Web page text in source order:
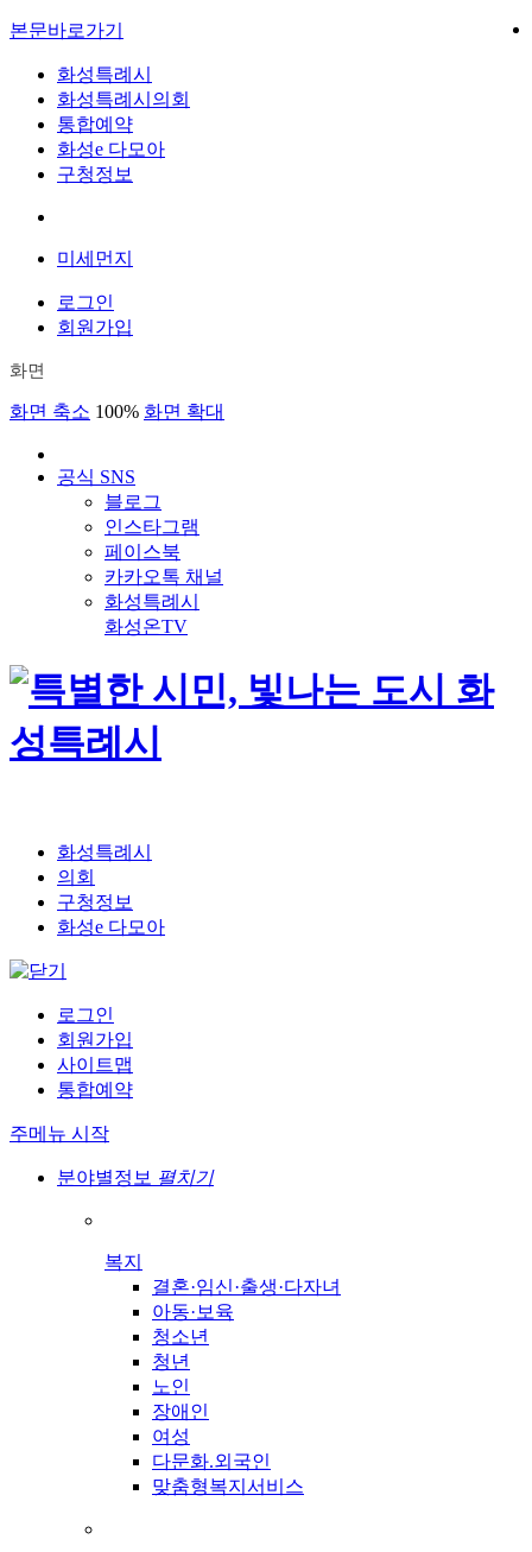
본문바로가기
화성특례시
화성특례시의회
통합예약
화성e 다모아
구청정보
미세먼지
로그인
회원가입
화면
화면 축소 100% 화면 확대
공식 SNS
블로그
인스타그램
페이스북
카카오톡 채널
화성특례시
화성온TV
화성특례시
의회
구청정보
화성e 다모아
로그인
회원가입
사이트맵
통합예약
주메뉴 시작
분야별정보 펼치기
복지
결혼·임신·출생·다자녀
아동·보육
청소년
청년
노인
장애인
여성
다문화.외국인
맞춤형복지서비스